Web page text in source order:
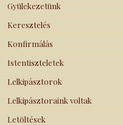
Gyülekezetünk
Keresztelés
Konfirmálás
Istentiszteletek
Lelkipásztorok
Lelkipásztoraink voltak
Letöltések